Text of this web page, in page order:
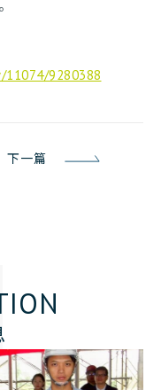
9280388
下一篇
ION